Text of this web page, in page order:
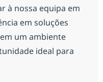
à nossa equipa em
em soluções
um ambiente
ideal para